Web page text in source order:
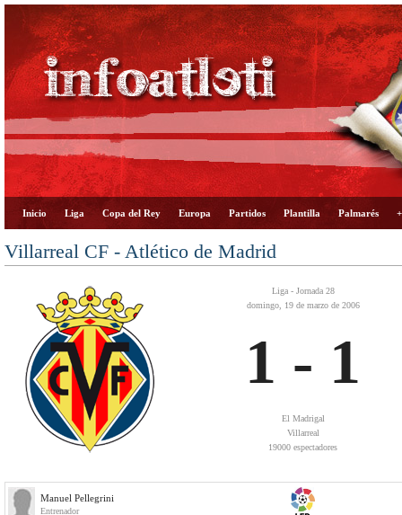
Inicio Liga Copa del Rey Europa Partidos Plantilla Palmarés
Villarreal CF - Atlético de Madrid
Liga - Jornada 28
domingo, 19 de marzo de 2006
1 - 1
El Madrigal
Villarreal
19000 espectadores
Manuel Pellegrini
Entrenador